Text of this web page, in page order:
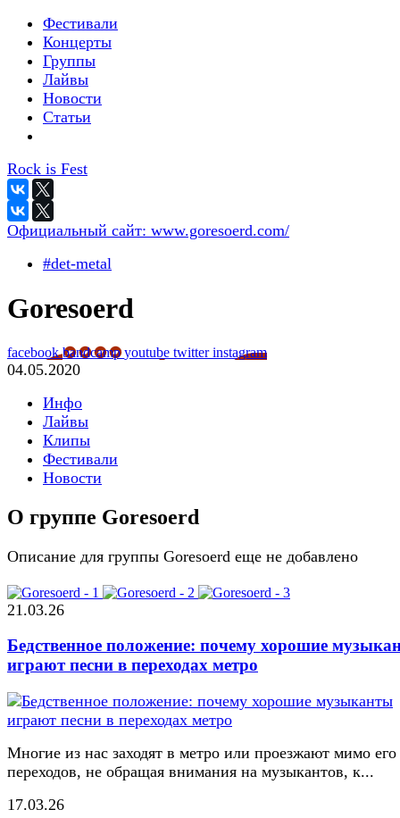
Фестивали
Концерты
Группы
Лайвы
Новости
Статьи
Rock is Fest
Официальный сайт: www.goresoerd.com/
#det-metal
Goresoerd
facebookbandcampyoutube twitterinstagram
04.05.2020
Инфо
Лайвы
Клипы
Фестивали
Новости
О группе Goresoerd
Описание для группы Goresoerd еще не добавлено
21.03.26
Бедственное положение: почему хорошие
играют песни в переходах метро
Многие из нас заходят в метро или проезжают мимо его
переходов, не обращая внимания на музыкантов, к...
17.03.26